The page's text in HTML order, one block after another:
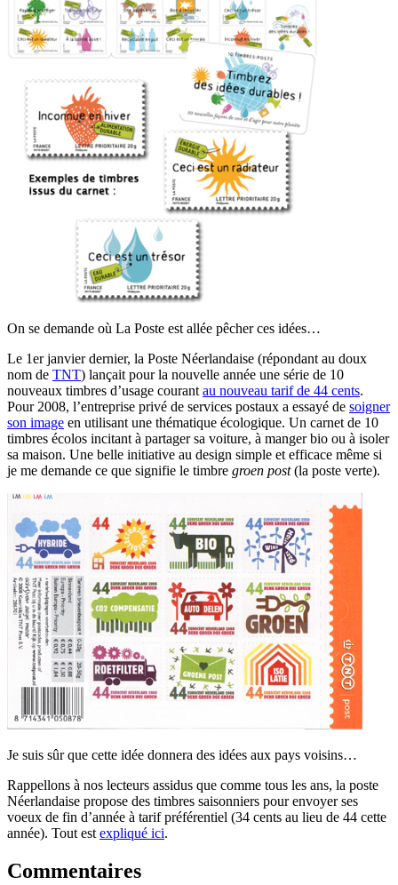
On se demande où La Poste est allée pêcher ces idées…
Le 1er janvier dernier, la Poste Néerlandaise (répondant au doux
nom de TNT) lançait pour la nouvelle année une série de 10
nouveaux timbres d’usage courant au nouveau tarif de 44 cents.
Pour 2008, l’entreprise privé de services postaux a essayé de soigner
son image en utilisant une thématique écologique. Un carnet de 10
timbres écolos incitant à partager sa voiture, à manger bio ou à isoler
sa maison. Une belle initiative au design simple et efficace même si
je me demande ce que signifie le timbre groen post(la poste verte).
Je suis sûr que cette idée donnera des idées aux pays voisins…
Rappellons à nos lecteurs assidus que comme tous les ans, la poste
Néerlandaise propose des timbres saisonniers pour envoyer ses
voeux de fin d’année à tarif préférentiel (34 cents au lieu de 44 cette
année). Tout est expliqué ici.
Commentaires